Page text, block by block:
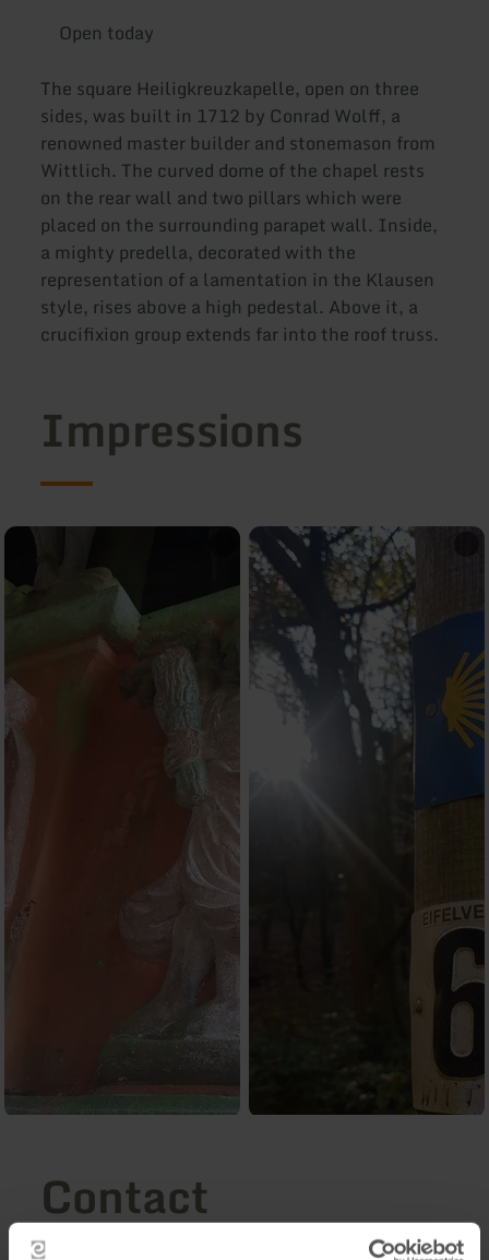
Open today
The square Heiligkreuzkapelle, open on three
sides, was built in 1712 by Conrad Wolff, a
renowned master builder and stonemason from
Wittlich. The curved dome of the chapel rests
on the rear wall and two pillars which were
placed on the surrounding parapet wall. Inside,
a mighty predella, decorated with the
representation of a lamentation in the Klausen
style, rises above a high pedestal. Above it, a
crucifixion group extends far into the roof truss.
Impressions
Contact